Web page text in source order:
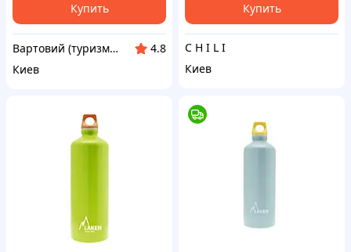
Купить
Вартовий (туризм, охота и кемпинг)
4.8
Киев
Купить
C H I L I
Киев